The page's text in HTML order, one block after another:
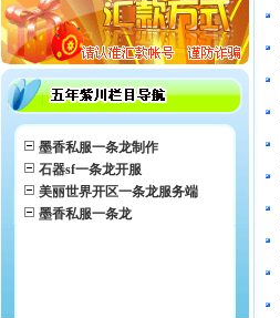
墨香私服一条龙制作
石器sf一条龙开服
美丽世界开区一条龙服务端
墨香私服一条龙